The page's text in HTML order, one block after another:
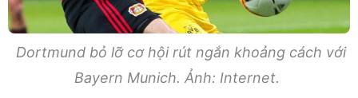
Dortmund bỏ lỡ cơ hội rút ngắn khoảng cách với
Bayern Munich. Ảnh: Internet.